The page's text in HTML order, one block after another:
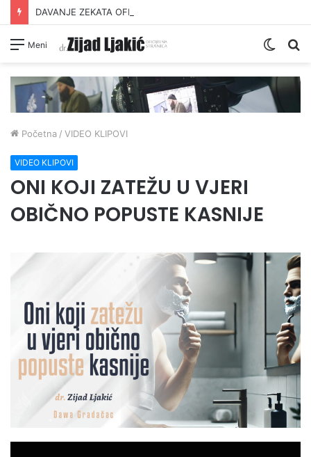
DAVANJE ZEKATA OFRLJE
Meni
Switch
Početna / VIDEO KLIPOVI
VIDEO KLIPOVI
ONI KOJI ZATEŽU U VJERI
OBIČNO POPUSTE KASNIJE